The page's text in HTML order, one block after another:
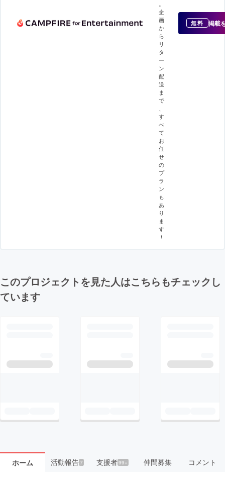
企
画
か
ら
リ
タ
ー
ン
配
送
ま
で
す
べ
て
お
任
せ
の
プ
ラ
ン
も
あ
り
ま
す
！
無料 掲載
このプロジェクトを見た人はこちらもチェックし
ています
ホーム 活動報告7 支援者99+ 仲間募集 コメント